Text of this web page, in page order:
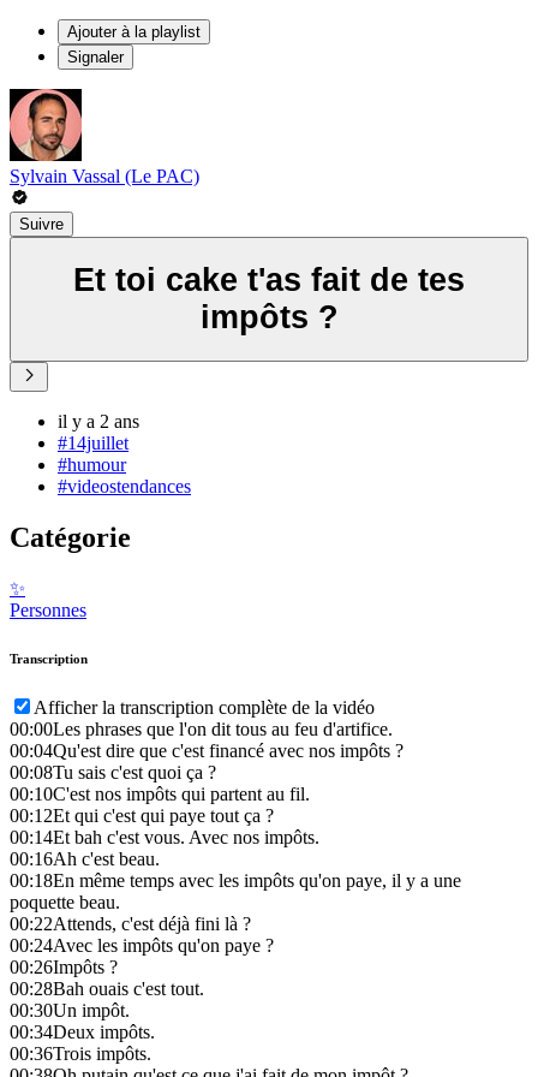
Ajouter à la playlist
Signaler
Sylvain Vassal (Le PAC)
Suivre
Et toi cake t'as fait de tes
impôts ?
il y a 2 ans
#14juillet
#humour
#videostendances
Catégorie
✨
Personnes
Transcription
Afficher la transcription complète de la vidéo
00:00Les phrases que l'on dit tous au feu d'artifice.
00:04Qu'est dire que c'est financé avec nos impôts ?
00:08Tu sais c'est quoi ça ?
00:10C'est nos impôts qui partent au fil.
00:12Et qui c'est qui paye tout ça ?
00:14Et bah c'est vous. Avec nos impôts.
00:16Ah c'est beau.
00:18En même temps avec les impôts qu'on paye, il y a une
poquette beau.
00:22Attends, c'est déjà fini là ?
00:24Avec les impôts qu'on paye ?
00:26Impôts ?
00:28Bah ouais c'est tout.
00:30Un impôt.
00:34Deux impôts.
00:36Trois impôts.